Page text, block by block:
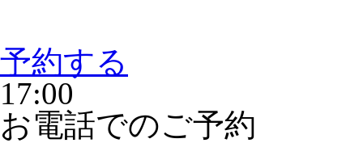
予約する
17:00
お電話でのご予約